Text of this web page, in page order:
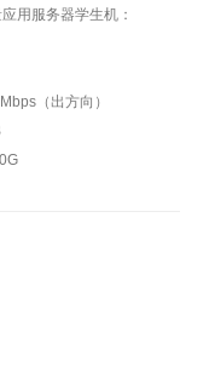
用服务器学生机：
（出方向）